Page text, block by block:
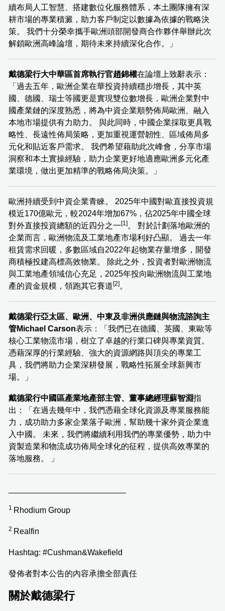
續布局人工智慧、搭建數位化服務體系，本土團隊擁有深
耕市場的專業積澱，助力客戶制定以數據為依據的戰略決
策。 我們十分榮幸攜手歐洲頭部開發商合作夥伴舉辦此次
解鎖歐洲高峰論壇，期待未來持續深化合作。」
戴德梁行大中華區首席執行官趙錦權在論壇上致辭表示：
「過去五年，歐洲企業在華投資持續穩步增長，其中英
國、德國、瑞士等國更是實現雙位數增長，歐洲企業對中
國產業鏈的深度熟悉，將為中資企業順勢佈局歐洲、融入
本地市場提供有力助力。 與此同時，中國企業採取更具戰
略性、長遠性佈局策略，更加重視運營韌性、區域佈局多
元化和貼近客戶需求。 我們希望藉助此次峰會，分享市場
洞察和本土實操經驗，助力企業更好地適應歐洲多元化產
業環境，做出更加精準的戰略佈局決策。」
歐洲持續受到中資企業青睞。 2025年中國對歐直接投資規
模近170億歐元，較2024年增加67%，佔2025年中國全球
對外直接投資總額的近四分之一[1]。 對於計劃落地歐洲的
企業而言，歐洲物流及工業地產市場利好凸顯。 過去一年
租賃需求回暖，多數區域自2022年起物業存量增多，開發
商積極投建高標高效物業。 除此之外，投資者對歐洲物流
與工業地產領域信心充足，2025年投向歐洲物流與工業地
產的資金規模，領跑其它賽道[2]。
戴德梁行亞太區、歐洲、中東及非洲供應鏈與物流諮詢主
管Michael Carson表示：「我們已在德國、英國、東歐等
核心工業物流市場，樹立了卓越的行業口碑與專業資質。
憑藉深厚的行業經驗、強大的資源網路與頂尖的專業工
具，我們將助力企業深耕發展，戰略性拓展全球新興市
場。」
戴德梁行中國區產業地產部主管、董事總經理蘇智淵指
出：「在過去幾年中，我們憑藉全球化資源及專業服務能
力，成功助力多家企業落子歐洲，幫助幾十家外資企業進
入中國。 未來，我們將繼續利用我們的專業優勢，助力中
資製造業和物流成功佈局全球化的征程，提供高效專業的
落地服務。 」
1 Rhodium Group
2 Realfin
Hashtag: #Cushman&Wakefield
發佈者對本公告的內容承擔全部責任
關於戴德梁行